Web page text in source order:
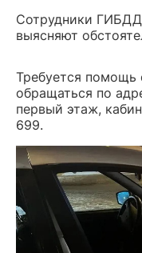
Сотрудники
выясняют
Требуется помощь
обращаться по
первый этаж,
699.